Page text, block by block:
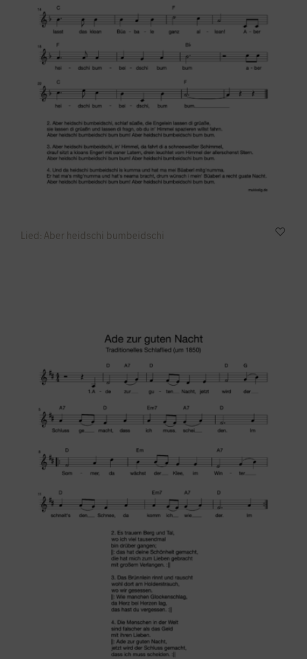
Lied: Aber heidschi bumbeidschi